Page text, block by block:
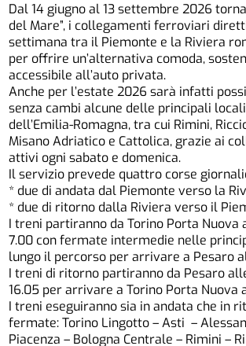
Dal 14 giugno al 13 settembre 2026
del Mare”, i collegamenti ferroviari
settimana tra il Piemonte e la Riviera
per offrire un’alternativa comoda,
accessibile all’auto privata.
Anche per l’estate 2026 sarà infatti
senza cambi alcune delle principali
dell’Emilia-Romagna, tra cui Rimini,
Misano Adriatico e Cattolica, grazie ai
attivi ogni sabato e domenica.
Il servizio prevede quattro corse
* due di andata dal Piemonte verso la
* due di ritorno dalla Riviera verso il
I treni partiranno da Torino Porta Nuova
7.00 con fermate intermedie nelle
lungo il percorso per arrivare a Pesaro
I treni di ritorno partiranno da Pesaro alle
16.05 per arrivare a Torino Porta Nuova
I treni eseguiranno sia in andata che in
fermate: Torino Lingotto – Asti –
Piacenza – Bologna Centrale – Rimini –